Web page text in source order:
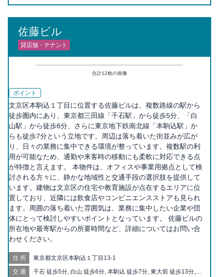
佐藤ビル
貸店舗・テナント
合計12枚の画像
ポイント
文京区本駒込１丁目に位置する佐藤ビルは、複数路線の駅から
徒歩圏内にあり、東京都三田線「千石駅」から徒歩5分、「白
山駅」から徒歩6分、さらに東京地下鉄南北線「本駒込駅」か
らも徒歩7分という立地です。周辺は落ち着いた街並みが広が
り、日々の業務に集中できる環境が整っています。複数駅の利
用が可能なため、通勤や来客時の移動にも柔軟に対応できる点
が特徴と言えます。 本物件は、オフィスや事業用拠点として検
討される方々に、静かな地域性と交通手段の選択肢を提供して
います。建物は文京区の住宅や教育施設が点在するエリアに位
置しており、近隣には飲食店やコンビニエンスストアも見られ
ます。周囲の落ち着いた雰囲気は、業務に集中したい企業や団
体にとって検討しやすいポイントとなっています。 佐藤ビルの
所在地や最寄駅からの所要時間など、詳細についてはお問い合
わせください。
住所 東京都文京区本駒込１丁目13-1
交通 千石 徒歩5分, 白山 徒歩6分, 本駒込 徒歩7分, 東大前 徒歩13分,